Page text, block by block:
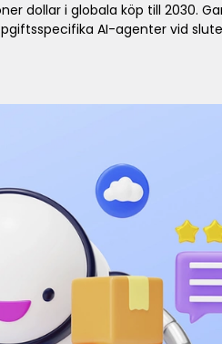
dollar i globala köp till 2030.
AI-agenter vid